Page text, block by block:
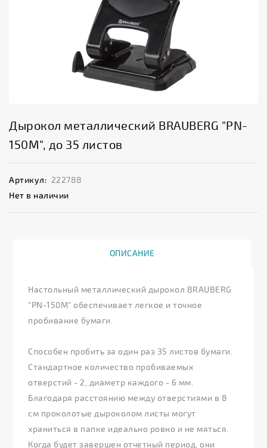
Дырокол металлический BRAUBERG "PN-
150M", до 35 листов
Артикул: 222788
Нет в наличии
ОПИСАНИЕ
Настольный металлический дырокол BRAUBERG
"PN-150M" обеспечивает легкое и точное
пробивание бумаги.
Способен пробить за один раз 35 листов бумаги.
Стандартное количество пробиваемых
отверстий - 2, диаметр каждого - 6 мм.
Благодаря расстоянию между отверстиями в 8
см проколотые дыроколом листы могут
храниться в папке идеально ровно и не мяться.
Когда будет завершен отчетный период, они